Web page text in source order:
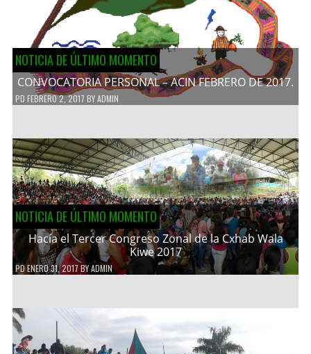
NOTICIA DE ÚLTIMO MOMENTO
CONVOCATORIA PERSONAL – ACIN FEBRERO DE 2017.
PD FEBRERO 2, 2017 BYADMIN
NOTICIA DE ÚLTIMO MOMENTO
Hacía el Tercer Congreso Zonal de la Cxhab Wala
Kiwe 2017
PDENERO 31, 2017 BYADMIN